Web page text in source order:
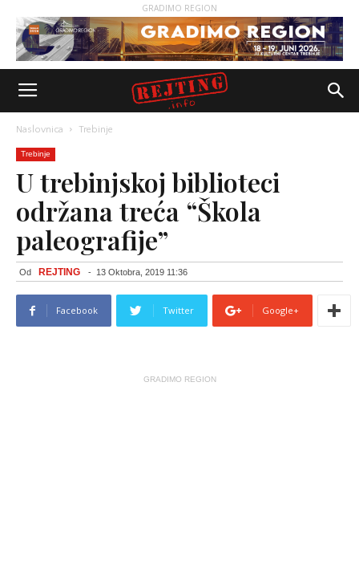
GRADIMO REGION
Naslovnica Trebinje
Trebinje
U trebinjskoj biblioteci
održana treća “Škola
paleografije”
Od REJTING - 13 Oktobra, 2019 11:36
Facebook Twitter Google+
GRADIMO REGION